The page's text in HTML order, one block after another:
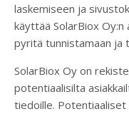
laskemiseen ja
käyttää SolarBiox Oy:n
pyritä tunnistamaan ja
SolarBiox Oy on
potentiaalisilta
tiedoille.